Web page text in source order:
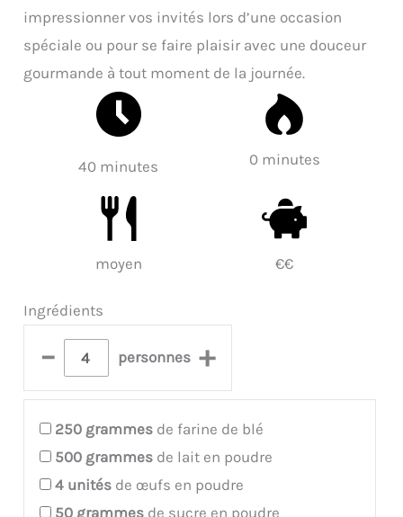
impressionner vos invités lors d’une occasion
spéciale ou pour se faire plaisir avec une douceur
gourmande à tout moment de la journée.
40 minutes 0 minutes
moyen €€
Ingrédients
– personnes +
250 grammes de farine de blé
500 grammes de lait en poudre
4 unités de œufs en poudre
50 grammes de sucre en poudre